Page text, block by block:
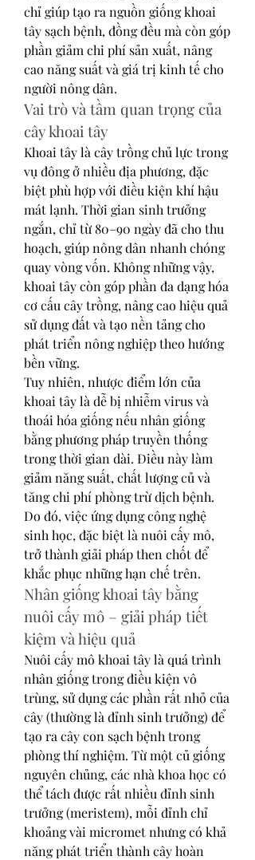
chỉ giúp tạo ra nguồn giống khoai
tây sạch bệnh, đồng đều mà còn góp
phần giảm chi phí sản xuất, nâng
cao năng suất và giá trị kinh tế cho
người nông dân.
Vai trò và tầm quan trọng của
cây khoai tây
Khoai tây là cây trồng chủ lực trong
vụ đông ở nhiều địa phương, đặc
biệt phù hợp với điều kiện khí hậu
mát lạnh. Thời gian sinh trưởng
ngắn, chỉ từ 80–90 ngày đã cho thu
hoạch, giúp nông dân nhanh chóng
quay vòng vốn. Không những vậy,
khoai tây còn góp phần đa dạng hóa
cơ cấu cây trồng, nâng cao hiệu quả
sử dụng đất và tạo nền tảng cho
phát triển nông nghiệp theo hướng
bền vững.
Tuy nhiên, nhược điểm lớn của
khoai tây là dễ bị nhiễm virus và
thoái hóa giống nếu nhân giống
bằng phương pháp truyền thống
trong thời gian dài. Điều này làm
giảm năng suất, chất lượng củ và
tăng chi phí phòng trừ dịch bệnh.
Do đó, việc ứng dụng công nghệ
sinh học, đặc biệt là nuôi cấy mô,
trở thành giải pháp then chốt để
khắc phục những hạn chế trên.
Nhân giống khoai tây bằng
nuôi cấy mô – giải pháp tiết
kiệm và hiệu quả
Nuôi cấy mô khoai tây là quá trình
nhân giống trong điều kiện vô
trùng, sử dụng các phần rất nhỏ của
cây (thường là đỉnh sinh trưởng) để
tạo ra cây con sạch bệnh trong
phòng thí nghiệm. Từ một củ giống
nguyên chủng, các nhà khoa học có
thể tách được rất nhiều đỉnh sinh
trưởng (meristem), mỗi đỉnh chỉ
khoảng vài micromet nhưng có khả
năng phát triển thành cây hoàn